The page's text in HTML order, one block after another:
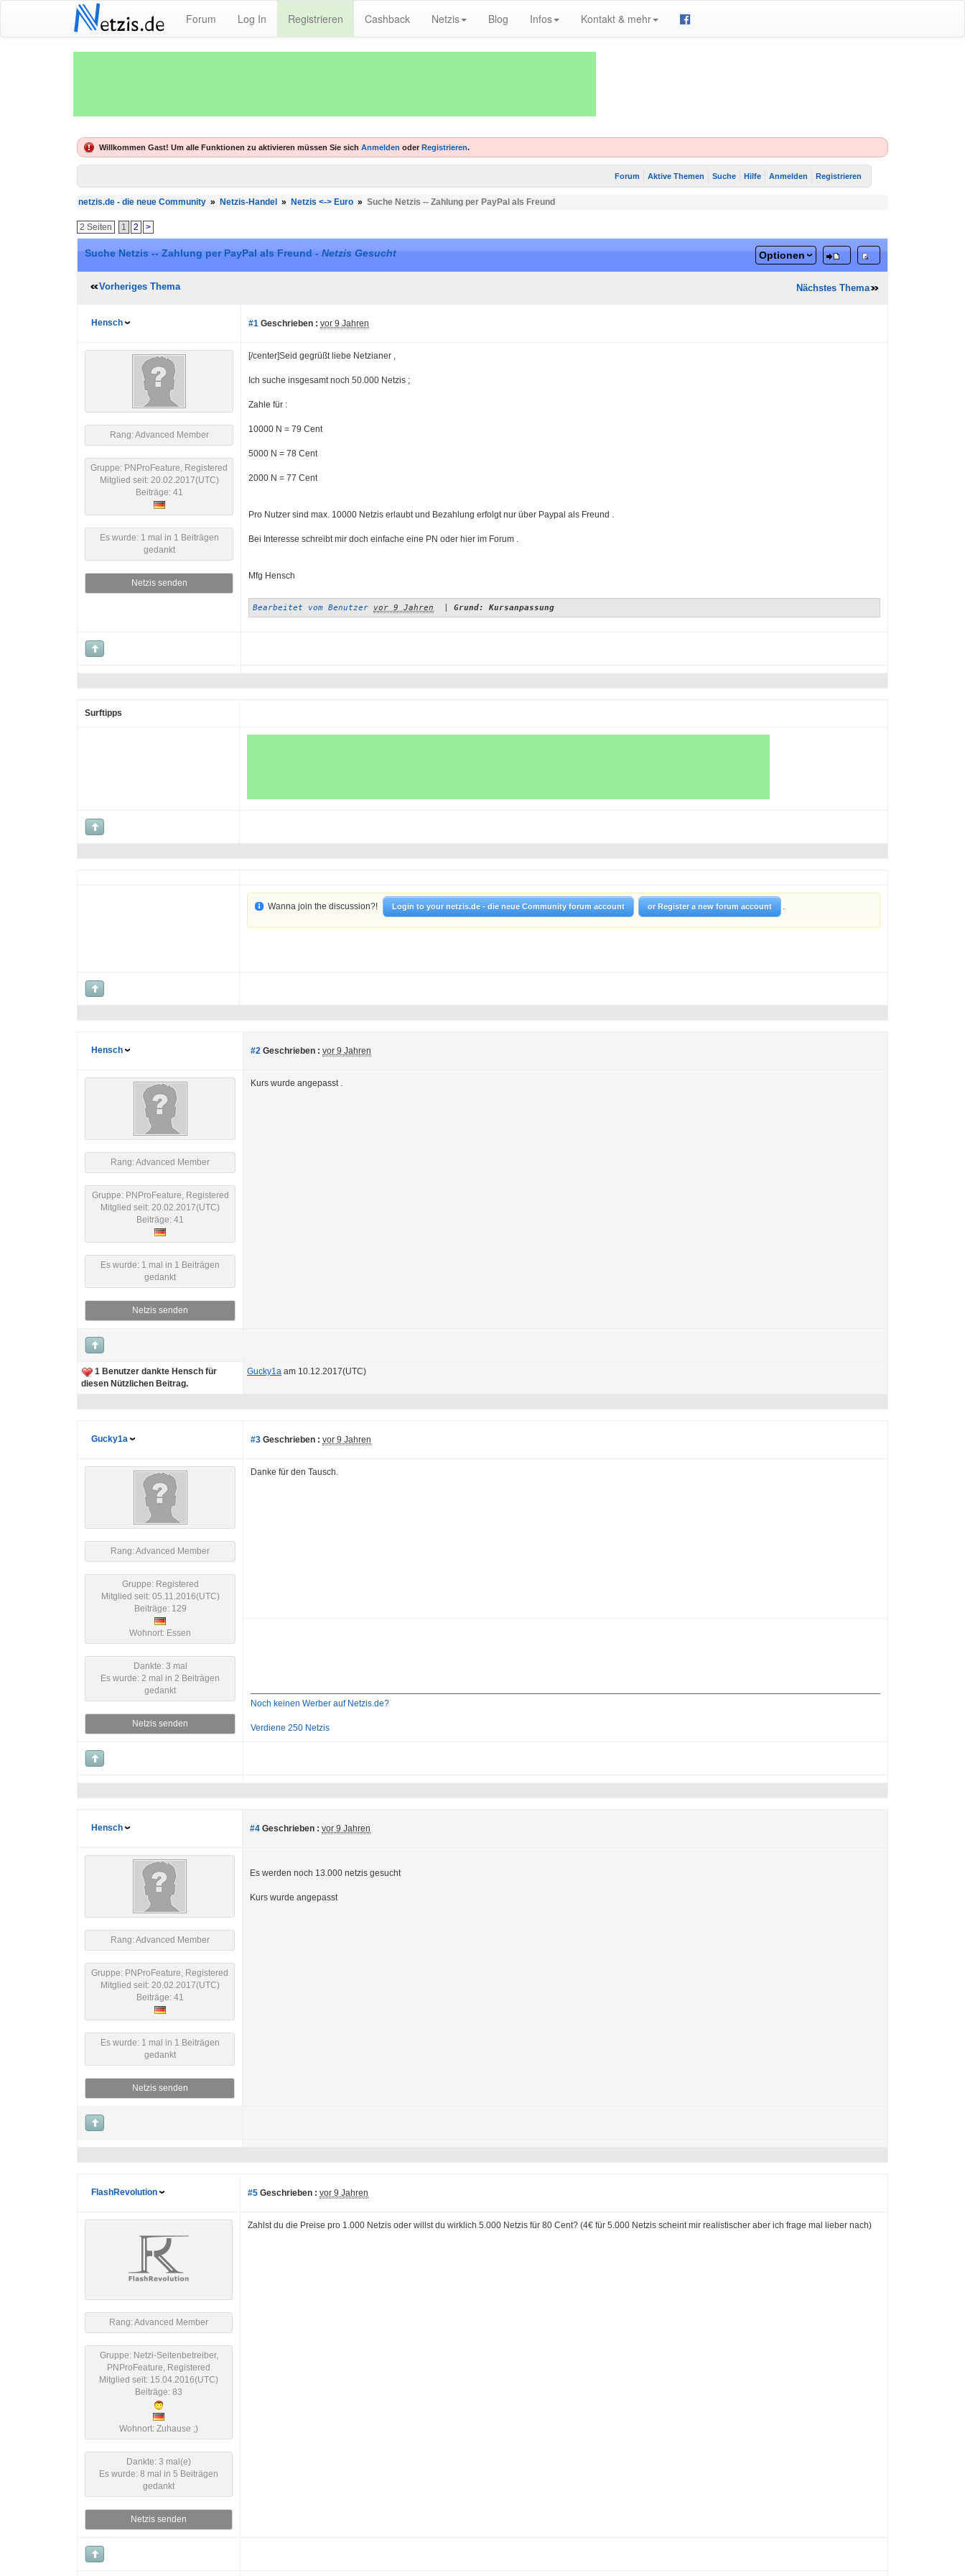
Netzis.de Forum Log In Registrieren Cashback Netzis Blog Infos Kontakt & mehr
Willkommen Gast! Um alle Funktionen zu aktivieren müssen Sie sich Anmelden oder Registrieren.
Forum Aktive Themen Suche Hilfe Anmelden Registrieren
netzis.de - die neue Community » Netzis-Handel » Netzis <-> Euro » Suche Netzis -- Zahlung per PayPal als Freund
2 Seiten 1 2 >
Suche Netzis -- Zahlung per PayPal als Freund -Netzis Gesucht Optionen
Vorheriges Thema Nächstes Thema
Hensch #1 Geschrieben : vor 9 Jahren
Rang: Advanced Member
Gruppe: PNProFeature, Registered
Mitglied seit: 20.02.2017(UTC)
Beiträge: 41
Es wurde: 1 mal in 1 Beiträgen
gedankt
Netzis senden
[/center]Seid gegrüßt liebe Netzianer ,
Ich suche insgesamt noch 50.000 Netzis ;
Zahle für :
10000 N = 79 Cent
5000 N = 78 Cent
2000 N = 77 Cent
Pro Nutzer sind max. 10000 Netzis erlaubt und Bezahlung erfolgt nur über Paypal als Freund .
Bei Interesse schreibt mir doch einfache eine PN oder hier im Forum .
Mfg Hensch
Bearbeitet vom Benutzer vor 9 Jahren Grund: Kursanpassung
Surftipps
Wanna join the discussion?! Login to your netzis.de - die neue Community forum account or Register a new forum account .
Hensch #2 Geschrieben : vor 9 Jahren
Rang: Advanced Member
Gruppe: PNProFeature, Registered
Mitglied seit: 20.02.2017(UTC)
Beiträge: 41
Es wurde: 1 mal in 1 Beiträgen
gedankt
Netzis senden
Kurs wurde angepasst .
1 Benutzer dankte Hensch für
diesen Nützlichen Beitrag.
Gucky1a am 10.12.2017(UTC)
Gucky1a #3 Geschrieben : vor 9 Jahren
Rang: Advanced Member
Gruppe: Registered
Mitglied seit: 05.11.2016(UTC)
Beiträge: 129
Wohnort: Essen
Dankte: 3 mal
Es wurde: 2 mal in 2 Beiträgen
gedankt
Netzis senden
Danke für den Tausch.
Noch keinen Werber auf Netzis.de?
Verdiene 250 Netzis
Hensch #4 Geschrieben : vor 9 Jahren
Rang: Advanced Member
Gruppe: PNProFeature, Registered
Mitglied seit: 20.02.2017(UTC)
Beiträge: 41
Es wurde: 1 mal in 1 Beiträgen
gedankt
Netzis senden
Es werden noch 13.000 netzis gesucht
Kurs wurde angepasst
FlashRevolution #5 Geschrieben : vor 9 Jahren
Rang: Advanced Member
Gruppe: Netzi-Seitenbetreiber,
PNProFeature, Registered
Mitglied seit: 15.04.2016(UTC)
Beiträge: 83
Wohnort: Zuhause ;)
Dankte: 3 mal(e)
Es wurde: 8 mal in 5 Beiträgen
gedankt
Netzis senden
Zahlst du die Preise pro 1.000 Netzis oder willst du wirklich 5.000 Netzis für 80 Cent? (4€ für 5.000 Netzis scheint mir realistischer aber ich frage mal lieber nach)